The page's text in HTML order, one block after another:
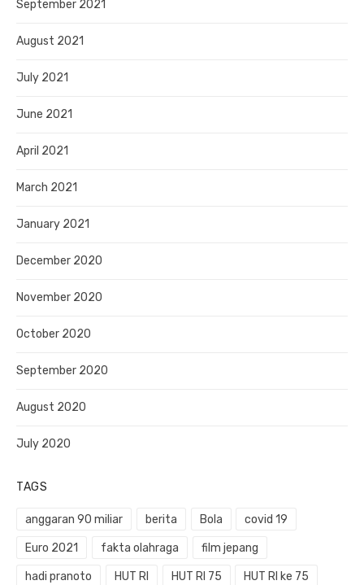
September 2021
August 2021
July 2021
June 2021
April 2021
March 2021
January 2021
December 2020
November 2020
October 2020
September 2020
August 2020
July 2020
TAGS
anggaran 90 miliar berita Bola covid 19
Euro 2021 fakta olahraga film jepang
hadi pranoto HUT RI HUT RI 75 HUT RI ke 75